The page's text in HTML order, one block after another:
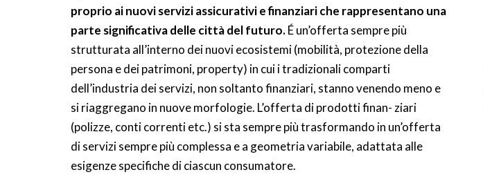
proprio ai nuovi servizi assicurativi e finanziari che rappresentano una
parte significativa delle città del futuro.É un’offerta sempre più
strutturata all’interno dei nuovi ecosistemi (mobilità, protezione della
persona e dei patrimoni, property) in cui i tradizionali comparti
dell’industria dei servizi, non soltanto finanziari, stanno venendo meno e
si riaggregano in nuove morfologie. L’offerta di prodotti finan- ziari
(polizze, conti correnti etc.) si sta sempre più trasformando in un’offerta
di servizi sempre più complessa e a geometria variabile, adattata alle
esigenze specifiche di ciascun consumatore.